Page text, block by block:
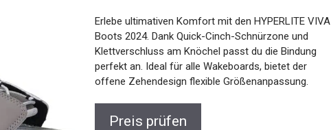
Erlebe ultimativen Komfort mit den HYPERLITE VIVA
Boots 2024. Dank Quick-Cinch-Schnürzone und
Klettverschluss am Knöchel passt du die Bindung
perfekt an. Ideal für alle Wakeboards, bietet der
offene Zehendesign flexible Größenanpassung.
Preis prüfen